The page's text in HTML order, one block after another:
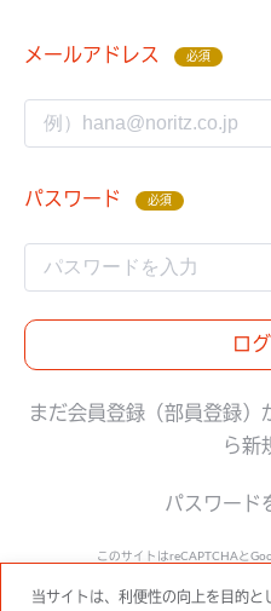
メールアドレス 必須
パスワード 必須
ロ
まだ会員登録（部員登録）
ら新
パスワード
このサイトはreCAPTCHAと
Googleプライバシーポリシー
当サイトは、利便性の向上を目的と